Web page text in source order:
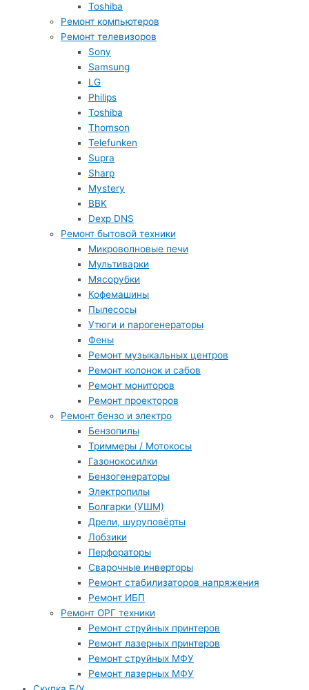
Toshiba
Ремонт компьютеров
Ремонт телевизоров
Sony
Samsung
LG
Philips
Toshiba
Thomson
Telefunken
Supra
Sharp
Mystery
BBK
Dexp DNS
Ремонт бытовой техники
Микроволновые печи
Мультиварки
Мясорубки
Кофемашины
Пылесосы
Утюги и парогенераторы
Фены
Ремонт музыкальных центров
Ремонт колонок и сабов
Ремонт мониторов
Ремонт проекторов
Ремонт бензо и электро
Бензопилы
Триммеры / Мотокосы
Газонокосилки
Бензогенераторы
Электропилы
Болгарки (УШМ)
Дрели, шуруповёрты
Лобзики
Перфораторы
Сварочные инверторы
Ремонт стабилизаторов напряжения
Ремонт ИБП
Ремонт ОРГ техники
Ремонт струйных принтеров
Ремонт лазерных принтеров
Ремонт струйных МФУ
Ремонт лазерных МФУ